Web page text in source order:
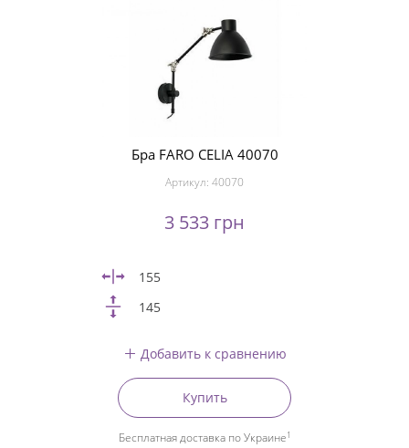
Бра FARO CELIA 40070
Артикул: 40070
3 533 грн
155
145
Добавить к сравнению
Купить
Бесплатная доставка по Украине1